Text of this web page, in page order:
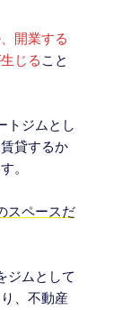
開業する
じる こと
トジムとし
貸するか
。
スペースだ
ジムとして
、不動産